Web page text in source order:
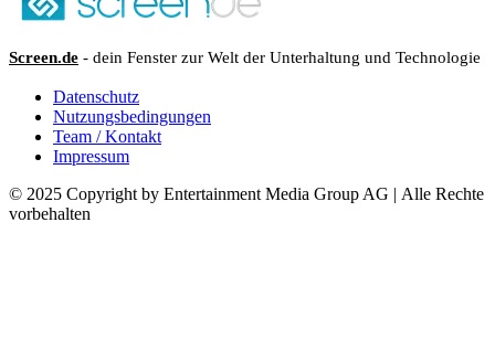
Screen.de - dein Fenster zur Welt der Unterhaltung und Technologie
Datenschutz
Nutzungsbedingungen
Team / Kontakt
Impressum
© 2025 Copyright by Entertainment Media Group AG | Alle Rechte
vorbehalten